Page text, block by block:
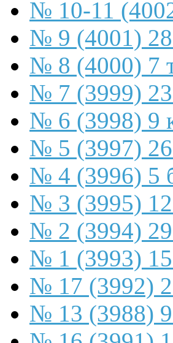
№ 10-11
№ 9 (4001) 28
№ 8 (4000) 7
№ 7 (3999) 23
№ 6 (3998) 9
№ 5 (3997) 26
№ 4 (3996) 5
№ 3 (3995)
№ 2 (3994) 29
№ 1 (3993) 15
№ 17 (3992)
№ 13 (3988)